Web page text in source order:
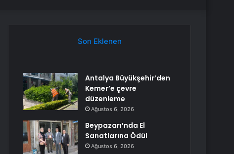
Son Eklenen
Antalya Büyükşehir’den
Kemer’e çevre
düzenleme
Ağustos 6, 2026
Beypazarı’nda El
Sanatlarına Ödül
Ağustos 6, 2026